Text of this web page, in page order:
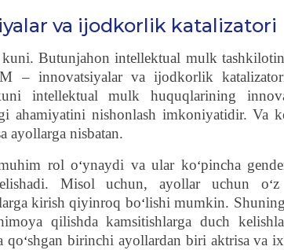
va ijodkorlik katalizatori
Butunjahon intellektual mulk
– innovatsiyalar va ijodkorlik
intellektual mulk huquqlarining
ahamiyatini nishonlash imkoniyatidir. Va
ayollarga nisbatan.
rol o‘ynaydi va ular ko‘pincha
Misol uchun, ayollar uchun o‘z
kirish qiyinroq bo‘lishi mumkin.
qilishda kamsitishlarga duch
qo‘shgan birinchi ayollardan biri aktrisa va